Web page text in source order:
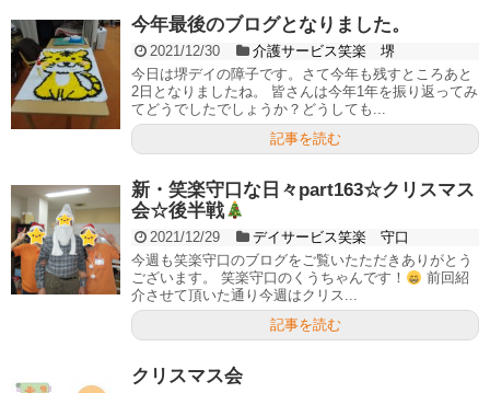
今年最後のブログとなりました。
2021/12/30
介護サービス笑楽 堺
今日は堺デイの障子です。さて今年も残すところあと
2日となりましたね。 皆さんは今年1年を振り返ってみ
てどうでしたでしょうか？どうしても...
記事を読む
新・笑楽守口な日々part163☆クリスマス
会☆後半戦
2021/12/29
デイサービス笑楽 守口
今週も笑楽守口のブログをご覧いたただきありがとう
ございます。 笑楽守口のくうちゃんです！
前回紹
介させて頂いた通り今週はクリス...
記事を読む
クリスマス会